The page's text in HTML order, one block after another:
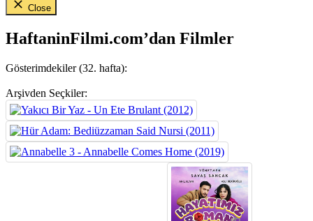
Close
HaftaninFilmi.com’dan Filmler
Gösterimdekiler (32. hafta):
Arşivden Seçkiler: